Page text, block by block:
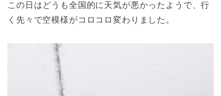
この日はどうも全国的に天気が悪かったようで、行
く先々で空模様がコロコロ変わりました。